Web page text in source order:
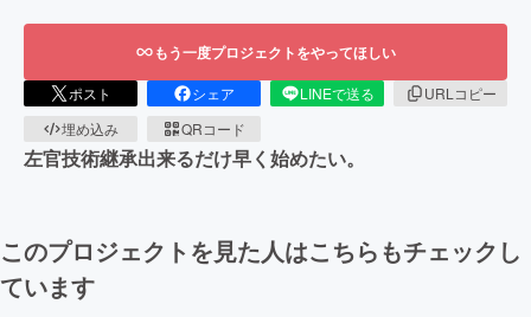
もう一度プロジェクトをやってほしい
ポスト シェア LINEで送る
URLコピー
埋め込み
QRコード
左官技術継承出来るだけ早く始めたい。
このプロジェクトを見た人はこちらもチェックし
ています